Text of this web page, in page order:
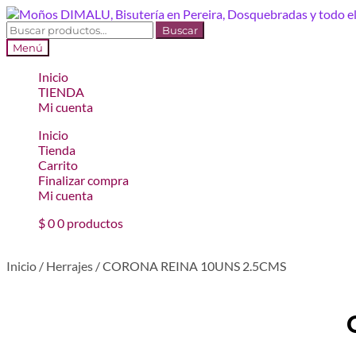
Ir
a
la
navegación
Ir
al
contenido
Buscar
por:
Buscar
Menú
Inicio
TIENDA
Mi cuenta
Inicio
Tienda
Carrito
Finalizar compra
Mi cuenta
$00 productos
Inicio / Herrajes /CORONA REINA 10UNS 2.5CMS